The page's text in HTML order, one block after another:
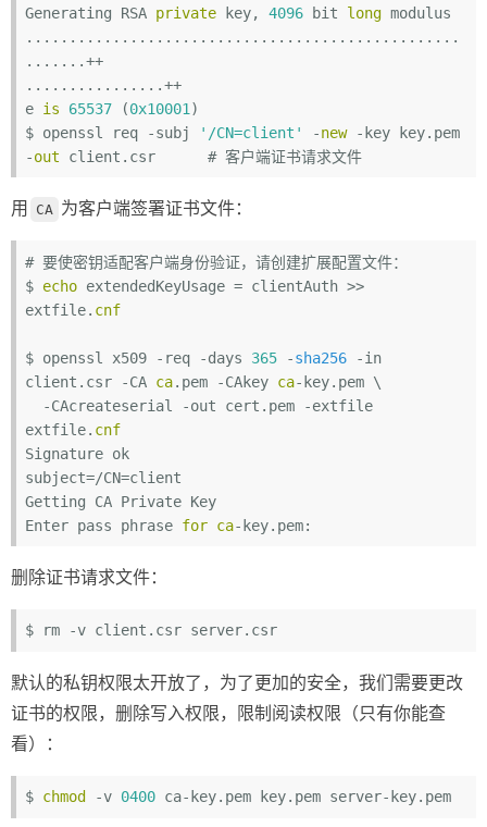
Generating RSA private key, 4096 bit long modulus
..................................................
.......++
................++
e is 65537 (0x10001 )
$ openssl req -subj
'/CN=client' -new -key key.pem
-out client.csr # 客户端证书请求文件
用 CA 为客户端签署证书文件：
# 要使密钥适配客户端身份验证，请创建扩展配置文件：
$ echo extendedKeyUsage = clientAuth >>
extfile. cnf
$ openssl x509 -req -days 365 -sha256 -in
client.csr -CA ca.pem -CAkey ca-key.pem \
extfile. cnf
Signature ok
subject=/CN=client
Getting CA Private Key
Enter pass phrase for ca
删除证书请求文件：
默认的私钥权限太开放了，为了更加的安全，我们需要更改
证书的权限，删除写入权限，限制阅读权限（只有你能查
看）：
$ chmod -v 0400